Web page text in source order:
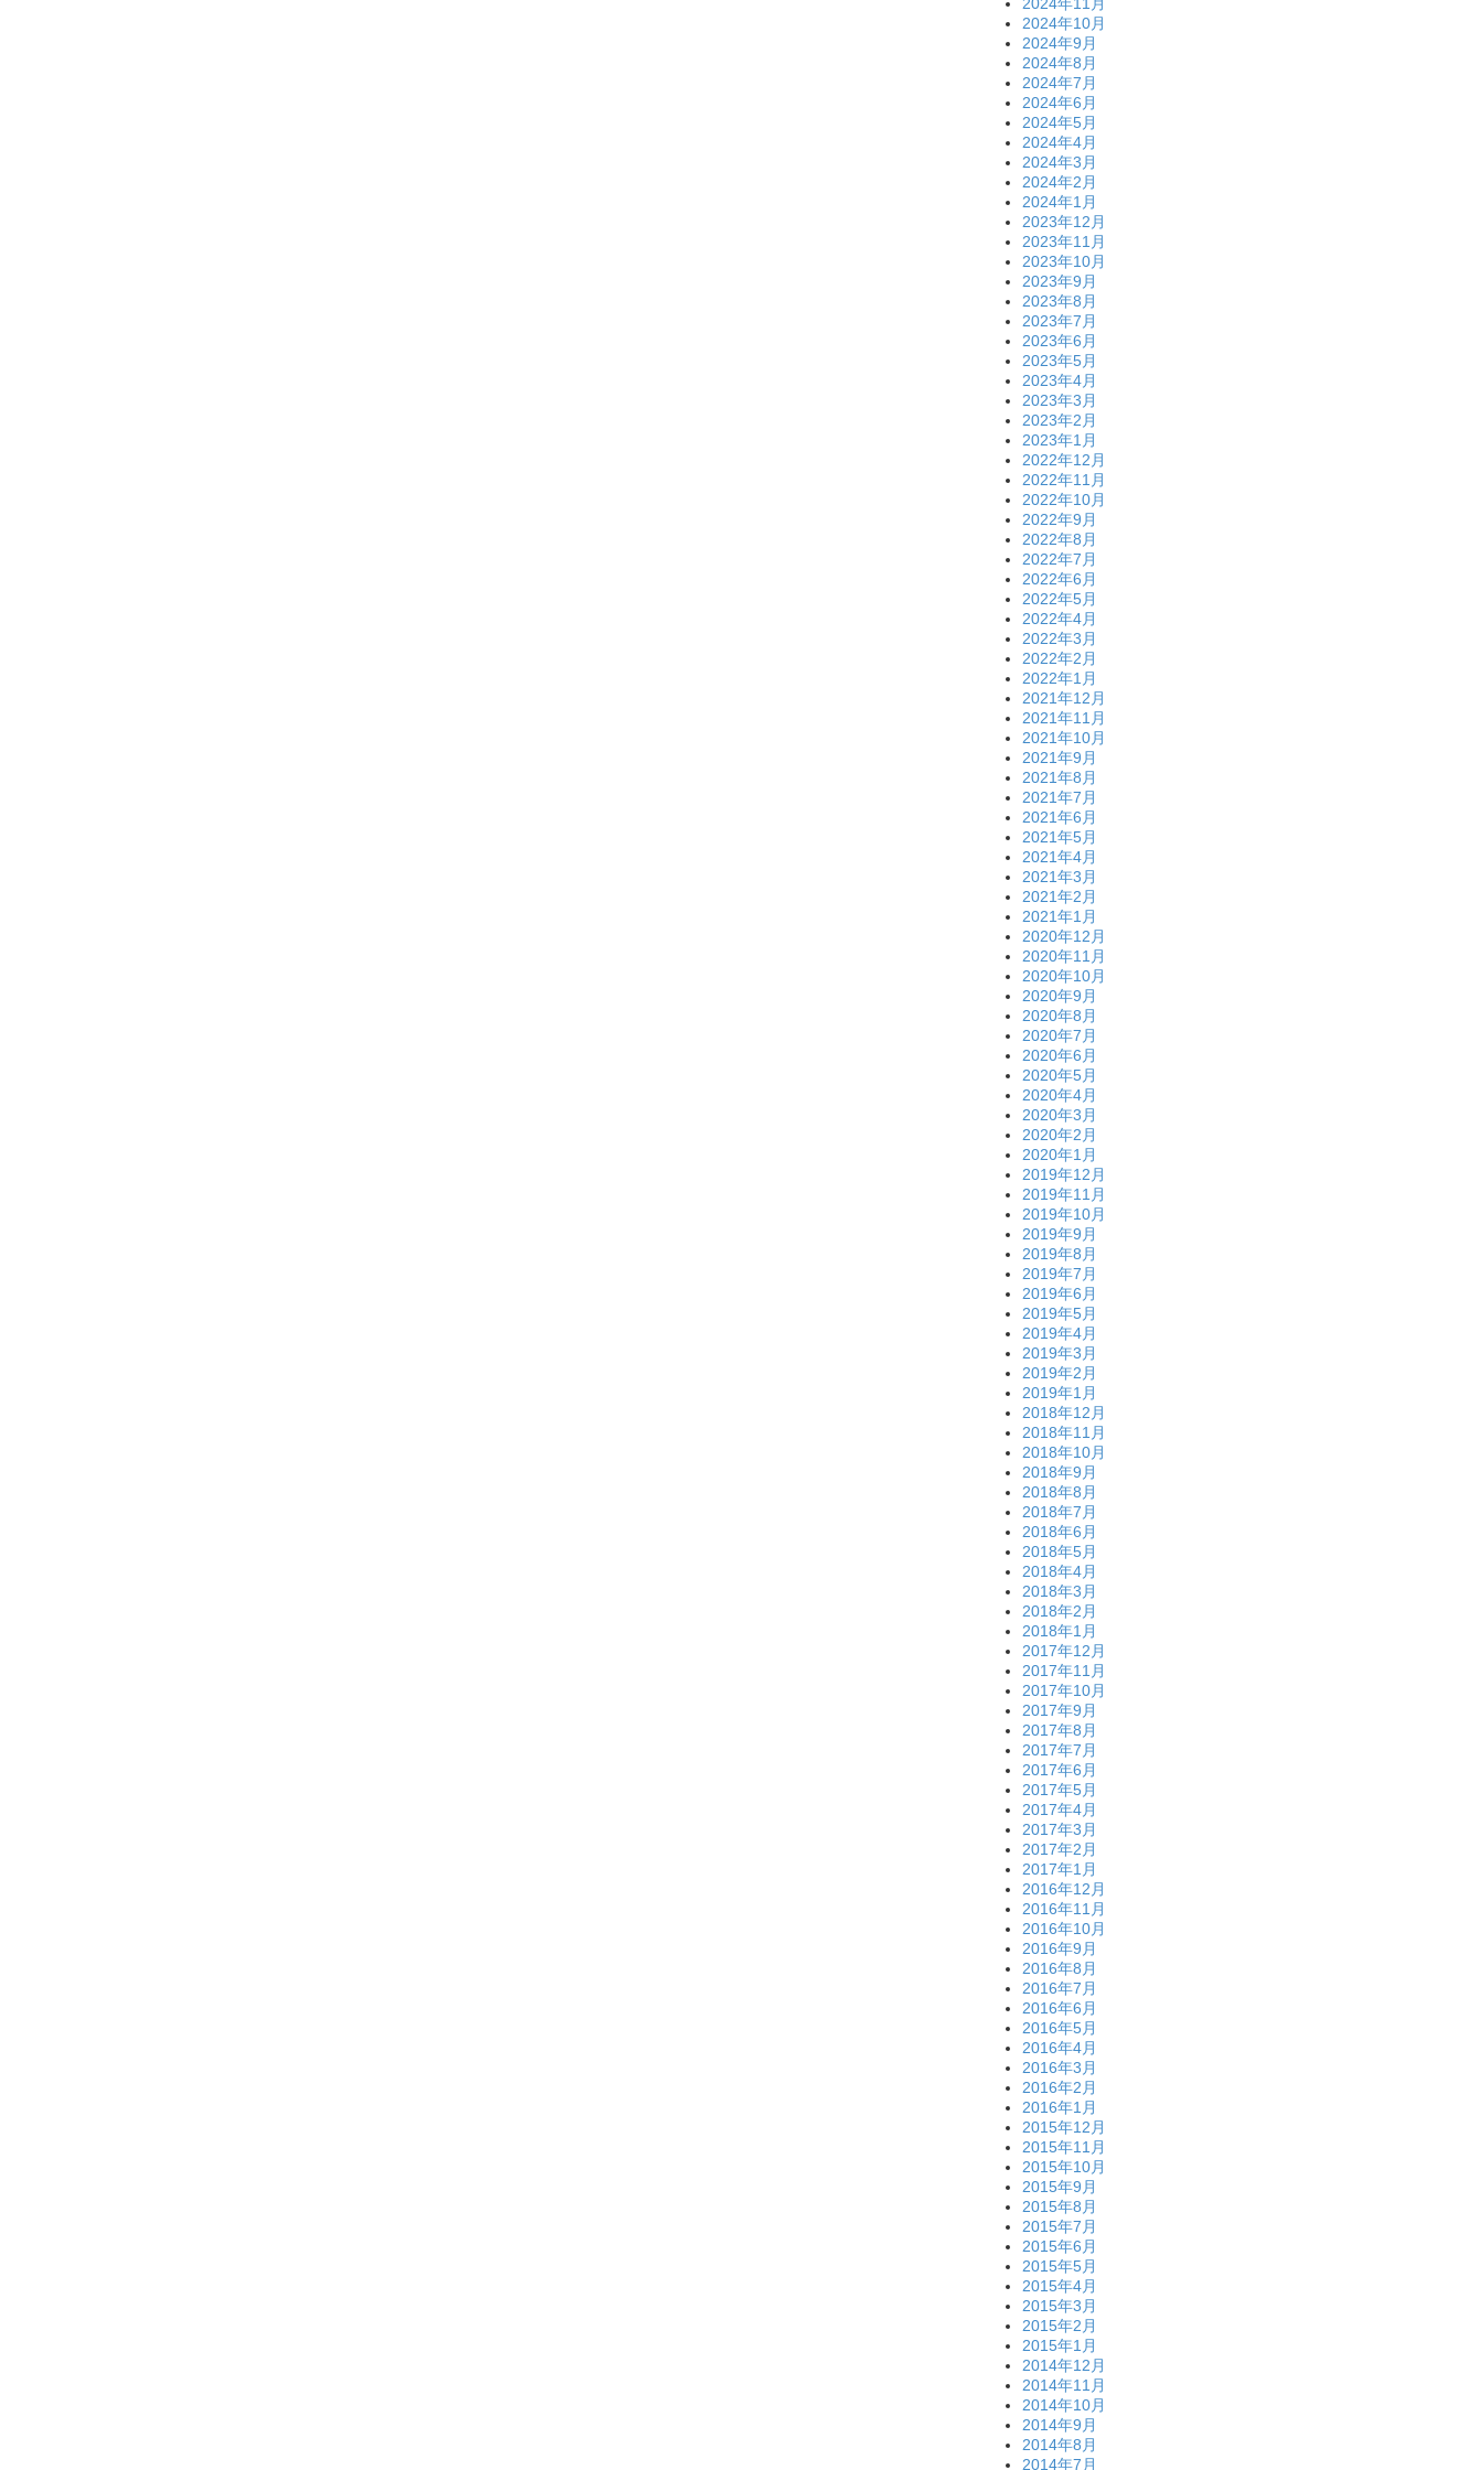
2024年10月
2024年9月
2024年8月
2024年7月
2024年6月
2024年5月
2024年4月
2024年3月
2024年2月
2024年1月
2023年12月
2023年11月
2023年10月
2023年9月
2023年8月
2023年7月
2023年6月
2023年5月
2023年4月
2023年3月
2023年2月
2023年1月
2022年12月
2022年11月
2022年10月
2022年9月
2022年8月
2022年7月
2022年6月
2022年5月
2022年4月
2022年3月
2022年2月
2022年1月
2021年12月
2021年11月
2021年10月
2021年9月
2021年8月
2021年7月
2021年6月
2021年5月
2021年4月
2021年3月
2021年2月
2021年1月
2020年12月
2020年11月
2020年10月
2020年9月
2020年8月
2020年7月
2020年6月
2020年5月
2020年4月
2020年3月
2020年2月
2020年1月
2019年12月
2019年11月
2019年10月
2019年9月
2019年8月
2019年7月
2019年6月
2019年5月
2019年4月
2019年3月
2019年2月
2019年1月
2018年12月
2018年11月
2018年10月
2018年9月
2018年8月
2018年7月
2018年6月
2018年5月
2018年4月
2018年3月
2018年2月
2018年1月
2017年12月
2017年11月
2017年10月
2017年9月
2017年8月
2017年7月
2017年6月
2017年5月
2017年4月
2017年3月
2017年2月
2017年1月
2016年12月
2016年11月
2016年10月
2016年9月
2016年8月
2016年7月
2016年6月
2016年5月
2016年4月
2016年3月
2016年2月
2016年1月
2015年12月
2015年11月
2015年10月
2015年9月
2015年8月
2015年7月
2015年6月
2015年5月
2015年4月
2015年3月
2015年2月
2015年1月
2014年12月
2014年11月
2014年10月
2014年9月
2014年8月
2014年7月